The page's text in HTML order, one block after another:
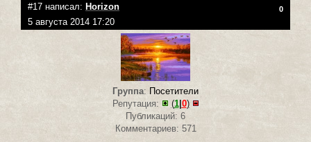
#17 написал: Horizon 0
5 августа 2014 17:20
Группа: Посетители
Репутация:
(1| 0)
Публикаций: 6
Комментариев: 571